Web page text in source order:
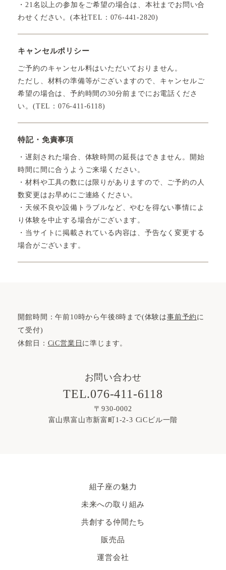
・21名以上の参加をご希望の場合は、本社までお問い合
わせください。(本社TEL：076-441-2820)
キャンセルポリシー
ご予約のキャンセル料はいただいておりません。
ただし、材料の準備等がございますので、キャンセルご
希望の場合は、予約時間の30分前までにお電話くださ
い。(TEL：076-411-6118)
特記・免責事項
・遅刻された場合、体験時間の延長はできません。開始
時間に間に合うようご来場ください。
・材料や工具の数には限りがありますので、ご予約の人
数変更はお早めにご連絡ください。
・天候不良や設備トラブルなど、やむを得ない事情によ
り体験を中止する場合がございます。
・当サイトに掲載されている内容は、予告なく変更する
場合がございます。
開館時間：午前10時から午後8時まで(体験は事前予約 に
て受付)
休館日： CiC営業日 に準じます。
お問い合わせ
TEL.076-411-6118
〒930-0002
富山県富山市新富町1-2-3 CiCビル一階
組子座の魅力
未来への取り組み
共創する仲間たち
販売品
運営会社